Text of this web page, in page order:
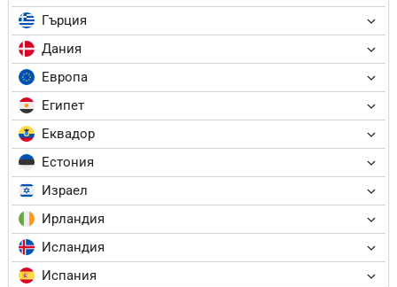
Гърция
Дания
Европа
Египет
Еквадор
Естония
Израел
Ирландия
Исландия
Испания